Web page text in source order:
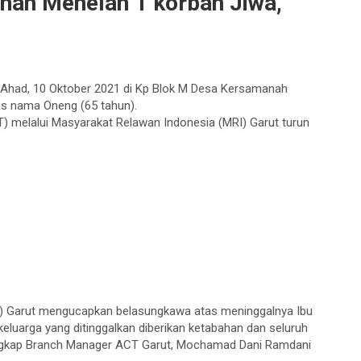
10 Oktober 2021 di Kp Blok M Desa Kersamanah
nama Oneng (65 tahun).
melalui Masyarakat Relawan Indonesia (MRI) Garut turun
mengucapkan belasungkawa atas meninggalnya Ibu
yang ditinggalkan diberikan ketabahan dan seluruh
Branch Manager ACT Garut, Mochamad Dani Ramdani